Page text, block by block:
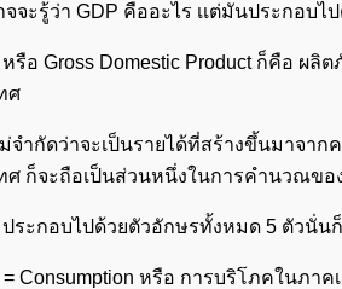
จจะรู้ว่า GDP คืออะไร เเต่มันประกอบ
หรือ Gross Domestic Product ก็คือ ผ
ศ
จำกัดว่าจะเป็นรายได้ที่สร้างขึ้นมาจาก
ศ ก็จะถือเป็นส่วนหนึ่งในการคำนวณขอ
ประกอบไปด้วยตัวอักษรทั้งหมด 5 ตัวนั่น
= Consumption หรือ การบริโภคในภา